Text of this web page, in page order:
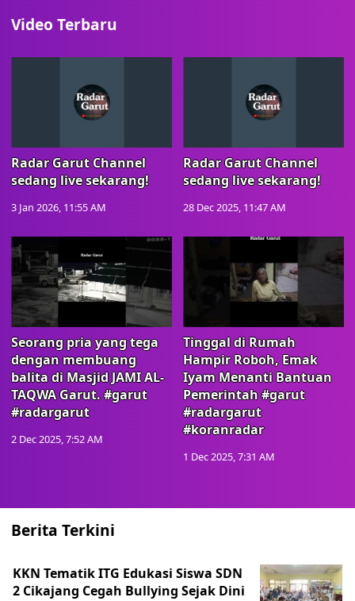
Video Terbaru
Radar Garut Channel
sedang live sekarang!
3 Jan 2026, 11:55 AM
Radar Garut Channel
sedang live sekarang!
28 Dec 2025, 11:47 AM
Seorang pria yang tega
dengan membuang
balita di Masjid JAMI AL-
TAQWA Garut. #garut
#radargarut
2 Dec 2025, 7:52 AM
Tinggal di Rumah
Hampir Roboh, Emak
Iyam Menanti Bantuan
Pemerintah #garut
#radargarut
#koranradar
1 Dec 2025, 7:31 AM
Berita Terkini
KKN Tematik ITG Edukasi Siswa SDN
2 Cikajang Cegah Bullying Sejak Dini